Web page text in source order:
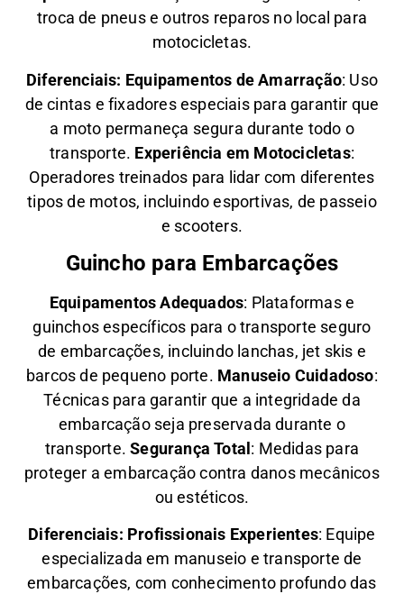
troca de pneus e outros reparos no local para
motocicletas.
Diferenciais: Equipamentos de Amarração: Uso
de cintas e fixadores especiais para garantir que
a moto permaneça segura durante todo o
transporte. Experiência em Motocicletas:
Operadores treinados para lidar com diferentes
tipos de motos, incluindo esportivas, de passeio
e scooters.
Guincho para Embarcações
Equipamentos Adequados: Plataformas e
guinchos específicos para o transporte seguro
de embarcações, incluindo lanchas, jet skis e
barcos de pequeno porte. Manuseio Cuidadoso:
Técnicas para garantir que a integridade da
embarcação seja preservada durante o
transporte.Segurança Total : Medidas para
proteger a embarcação contra danos mecânicos
ou estéticos.
Diferenciais: Profissionais Experientes: Equipe
especializada em manuseio e transporte de
embarcações, com conhecimento profundo das